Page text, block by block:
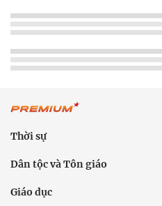
Thời sự
Dân tộc và Tôn giáo
Giáo dục